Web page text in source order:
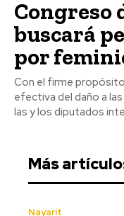
Congreso
buscará
por
Con el firme
efectiva del daño a
las y los diputados
Más
Nayarit